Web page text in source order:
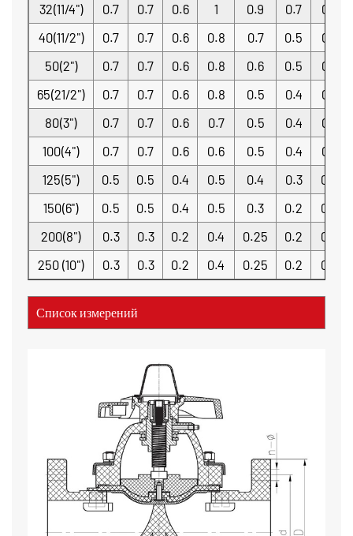
32(11/4")
0.7 0.7 0.6 1 0.9 0.7
0.7
40(11/2")
0.7 0.7 0.6 0.8 0.7 0.5
0.7
50(2")
0.7 0.7 0.6 0.8 0.6 0.5
0.7
65(21/2")
0.7 0.7 0.6 0.8 0.5 0.4
0.7
80(3")
0.7 0.7 0.6 0.7 0.5 0.4
0.7
100(4")
0.7 0.7 0.6 0.6 0.5 0.4
0.7
125(5")
0.5 0.5 0.4 0.5 0.4 0.3
0.5
150(6")
0.5 0.5 0.4 0.5 0.3 0.2
0.5
200(8")
0.3 0.3 0.2 0.4 0.25 0.2
0.3
250 (10")
0.3 0.3 0.2 0.4 0.25 0.2 0.3
Список измерений